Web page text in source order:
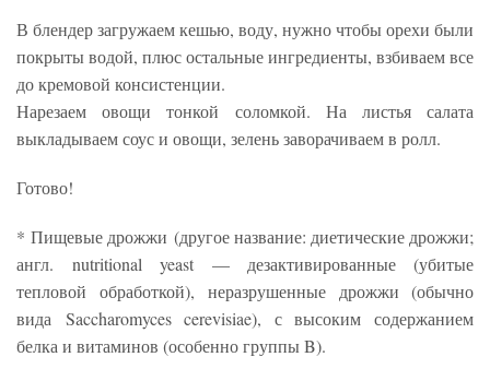
В блендер загружаем кешью, воду, нужно чтобы орехи были
покрыты водой, плюс остальные ингредиенты, взбиваем все
до кремовой консистенции.
Нарезаем овощи тонкой соломкой. На листья салата
выкладываем соус и овощи, зелень заворачиваем в ролл.
Готово!
* Пищевые дрожжи (другое название: диетические дрожжи;
англ. nutritional yeast — дезактивированные (убитые
тепловой обработкой), неразрушенные дрожжи (обычно
вида Saccharomyces cerevisiae), с высоким содержанием
белка и витаминов (особенно группы B).